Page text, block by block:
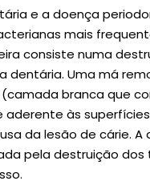
e a doença
mais
consiste numa
dentária. Uma má
branca que
às
da lesão de cárie.
pela destruição dos